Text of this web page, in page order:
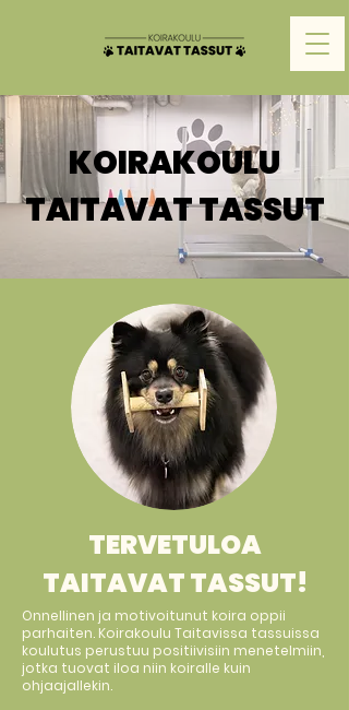
KOIRAKOULU
TAITAVAT TASSUT
TERVETULOA
TAITAVAT TASSUT!
Onnellinen ja motivoitunut koira oppii
parhaiten. Koirakoulu Taitavissa tassuissa
koulutus perustuu positiivisiin menetelmiin,
jotka tuovat iloa niin koiralle kuin
ohjaajallekin.